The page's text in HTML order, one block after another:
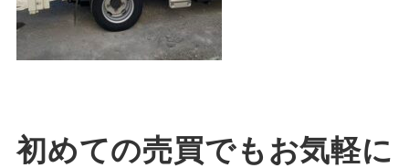
初めての売買でもお気軽に